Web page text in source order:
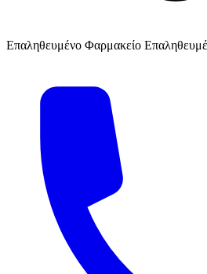
Επαληθευμένο Φαρμακείο